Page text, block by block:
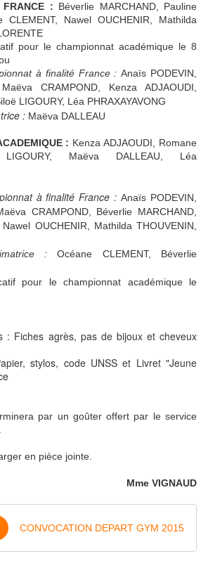
: Béverlie MARCHAND, Pauline
CLEMENT, Nawel OUCHENIR, Mathilda
pour le championnat académique le 8
à finalité France :Anaïs PODEVIN,
CRAMPOND, Kenza ADJAOUDI,
LIGOURY, Léa PHRAXAYAVONG
: Maëva DALLEAU
: Kenza ADJAOUDI, Romane
Maëva DALLEAU, Léa
à finalité France :Anaïs PODEVIN,
CRAMPOND, Béverlie MARCHAND,
OUCHENIR, Mathilda THOUVENIN,
:
Océane CLEMENT, Béverlie
pour le championnat académique le
: Fiches agrès, pas de bijoux et cheveux
stylos, code UNSS et Livret "Jeune
par un goûter offert par le service
en pièce jointe.
Mme VIGNAUD
CONVOCATION DEPART GYM 2015